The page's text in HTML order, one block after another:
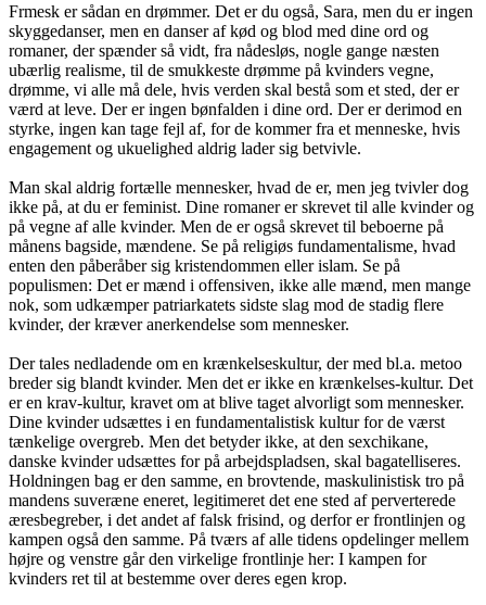
Frmesk er sådan en drømmer. Det er du også, Sara, men du er ingen
skyggedanser, men en danser af kød og blod med dine ord og
romaner, der spænder så vidt, fra nådesløs, nogle gange næsten
ubærlig realisme, til de smukkeste drømme på kvinders vegne,
drømme, vi alle må dele, hvis verden skal bestå som et sted, der er
værd at leve. Der er ingen bønfalden i dine ord. Der er derimod en
styrke, ingen kan tage fejl af, for de kommer fra et menneske, hvis
engagement og ukuelighed aldrig lader sig betvivle.
Man skal aldrig fortælle mennesker, hvad de er, men jeg tvivler dog
ikke på, at du er feminist. Dine romaner er skrevet til alle kvinder og
på vegne af alle kvinder. Men de er også skrevet til beboerne på
månens bagside, mændene. Se på religiøs fundamentalisme, hvad
enten den påberåber sig kristendommen eller islam. Se på
populismen: Det er mænd i offensiven, ikke alle mænd, men mange
nok, som udkæmper patriarkatets sidste slag mod de stadig flere
kvinder, der kræver anerkendelse som mennesker.
Der tales nedladende om en krænkelseskultur, der med bl.a. metoo
breder sig blandt kvinder. Men det er ikke en krænkelses-kultur. Det
er en krav-kultur, kravet om at blive taget alvorligt som mennesker.
Dine kvinder udsættes i en fundamentalistisk kultur for de værst
tænkelige overgreb. Men det betyder ikke, at den sexchikane,
danske kvinder udsættes for på arbejdspladsen, skal bagatelliseres.
Holdningen bag er den samme, en brovtende, maskulinistisk tro på
mandens suveræne eneret, legitimeret det ene sted af perverterede
æresbegreber, i det andet af falsk frisind, og derfor er frontlinjen og
kampen også den samme. På tværs af alle tidens opdelinger mellem
højre og venstre går den virkelige frontlinje her: I kampen for
kvinders ret til at bestemme over deres egen krop.